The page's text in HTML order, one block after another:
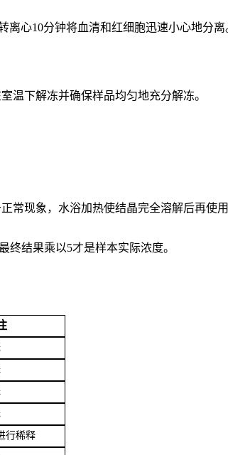
心10分钟将血清和红细胞迅速小心地分离
温下解冻并确保样品均匀地充分解冻。
常现象，水浴加热使结晶完全溶解后再使用
终结果乘以5才是样本实际浓度。
行稀释